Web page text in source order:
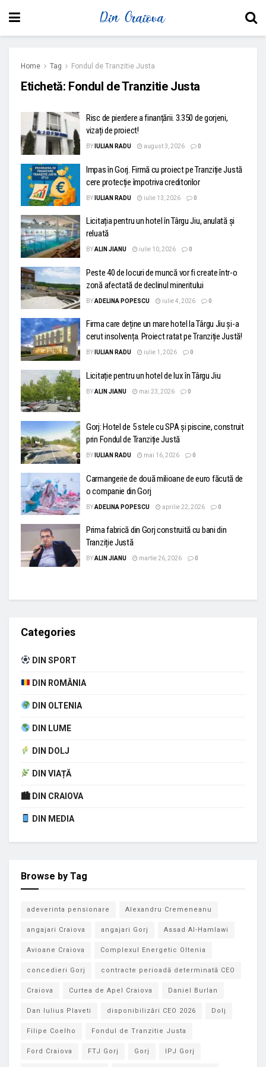
Home Tag Fondul de Tranzitie Justa
Etichetă: Fondul de Tranzitie Justa
Risc de pierdere a finanțării. 3.350 de gorjeni,
vizați de proiect!
BY IULIAN RADU august 3, 2026 0
Impas în Gorj. Firmă cu proiect pe Tranziție Justă
cere protecție împotriva creditorilor
BY IULIAN RADU iulie 13, 2026 0
Licitația pentru un hotel în Târgu Jiu, anulată și
reluată
BYALIN JIANU iulie 10, 2026 0
Peste 40 de locuri de muncă vor fi create într-o
zonă afectată de declinul mineritului
BYADELINA POPESCU iulie 4, 2026 0
Firma care deține un mare hotel la Târgu Jiu și-a
cerut insolvența. Proiect ratat pe Tranziție Justă!
BY IULIAN RADU iulie 1, 2026 0
Licitație pentru un hotel de lux în Târgu Jiu
BYALIN JIANU mai 23, 2026 0
Gorj: Hotel de 5 stele cu SPA și piscine, construit
prin Fondul de Tranziție Justă
BY IULIAN RADU mai 16, 2026 0
Carmangerie de două milioane de euro făcută de
o companie din Gorj
BYADELINA POPESCU aprilie 22, 2026 0
Prima fabrică din Gorj construită cu bani din
Tranziție Justă
BYALIN JIANU martie 26, 2026 0
Categories
DIN SPORT
DIN ROMÂNIA
DIN OLTENIA
DIN LUME
DIN DOLJ
DIN VIAȚĂ
🏙 DIN CRAIOVA
DIN MEDIA
Browse by Tag
adeverinta pensionare Alexandru Cremeneanu
angajari Craiova angajari Gorj Assad Al-Hamlawi
Avioane Craiova Complexul Energetic Oltenia
concedieri Gorj contracte perioadă determinată CEO
Craiova Curtea de Apel Craiova Daniel Burlan
Dan Iulius Plaveti disponibilizări CEO 2026 Dolj
Filipe Coelho Fondul de Tranzitie Justa
Ford Craiova FTJ Gorj Gorj IPJ Gorj